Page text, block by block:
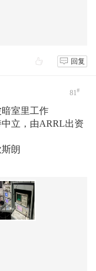
回复
81#
室里工作
立，由ARRL出资
朗